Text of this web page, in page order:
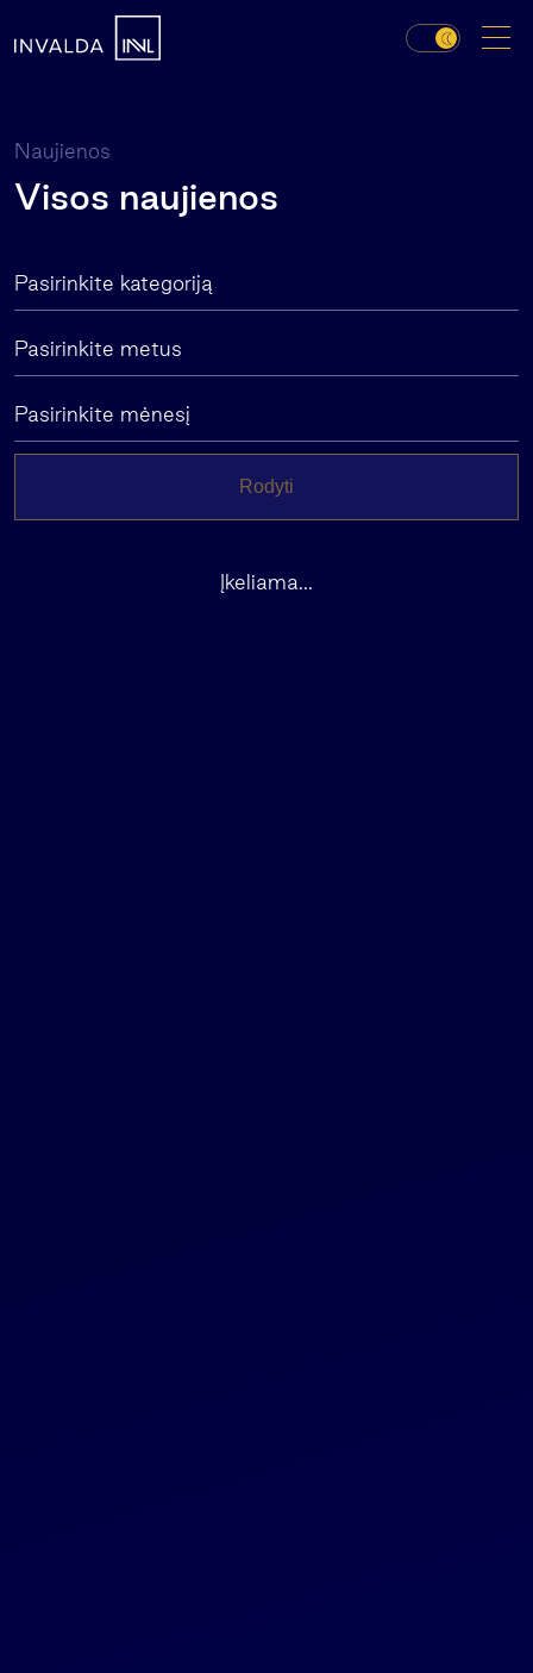
Naujienos
Visos naujienos
Pasirinkite kategoriją
Pasirinkite metus
Pasirinkite mėnesį
Rodyti
Įkeliama...